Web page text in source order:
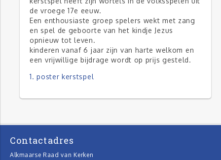
de vroege 17e eeuw.
Een enthousiaste groep spelers wekt met zang
en spel de geboorte van het kindje Jezus
opnieuw tot leven.
kinderen vanaf 6 jaar zijn van harte welkom en
een vrijwillige bijdrage wordt op prijs gesteld.
1. poster kerstspel
Contactadres
Alkmaarse Raad van Kerken